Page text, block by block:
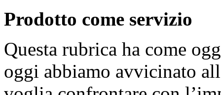
Prodotto come servizio
Questa rubrica ha come
oggi abbiamo avvicinato